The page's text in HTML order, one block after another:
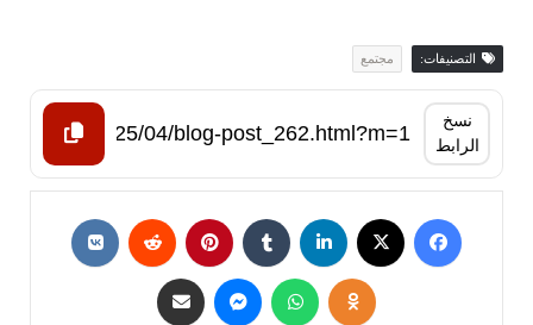
التصنيفات: مجتمع
نسخ
الرابط